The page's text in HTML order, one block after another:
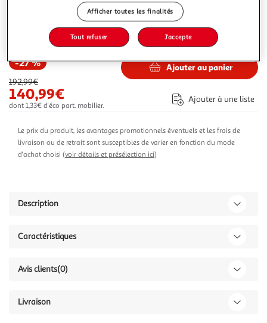
Plus d'options
Vendu par
286,24€
-27 %
192,99€
140,99€
dont 1,33€ d'éco part. mobilier.
Ajouter au panier
Ajouter à une liste
Le prix du produit, les avantages promotionnels éventuels et les frais de
livraison ou de retrait sont susceptibles de varier en fonction du mode
d'achat choisi (voir détails et présélection ici)
Description
Caractéristiques
Avis clients(0)
Livraison
Afficher toutes les finalités
Tout refuser J'accepte